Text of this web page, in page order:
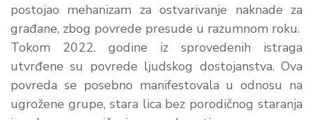
postojao mehanizam za ostvarivanje naknade za
građane, zbog povrede presude u razumnom roku.
Tokom 2022. godine iz sprovedenih istraga
utvrđene su povrede ljudskog dostojanstva. Ova
povreda se posebno manifestovala u odnosu na
ugrožene grupe, stara lica bez porodičnog staranja